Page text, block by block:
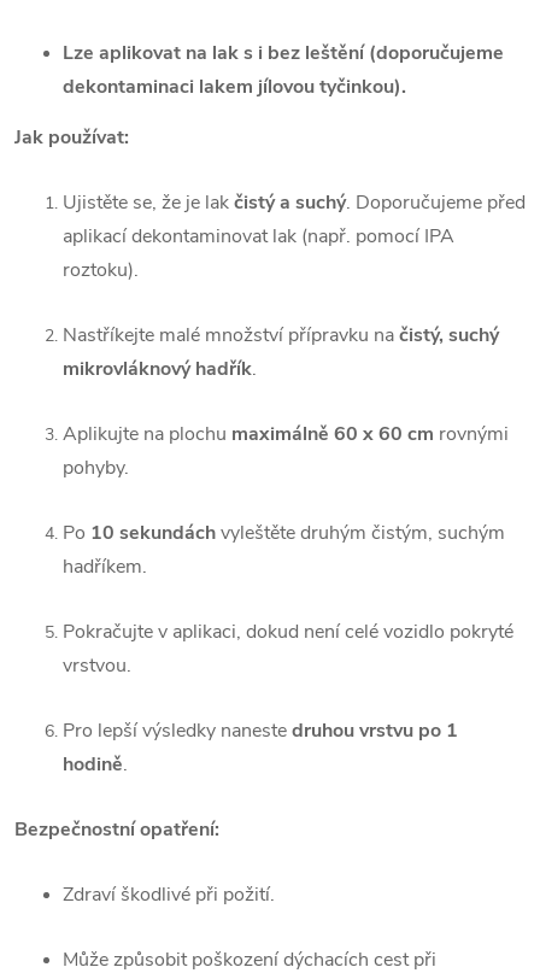
Lze aplikovat na lak s i bez leštění (doporučujeme
dekontaminaci lakem jílovou tyčinkou).
Jak používat:
Ujistěte se, že je lakčistý a suchý. Doporučujeme před
aplikací dekontaminovat lak (např. pomocí IPA
roztoku).
Nastříkejte malé množství přípravku načistý, suchý
mikrovláknový hadřík.
Aplikujte na plochu maximálně 60 x 60 cm rovnými
pohyby.
Po 10 sekundáchvyleštěte druhým čistým, suchým
hadříkem.
Pokračujte v aplikaci, dokud není celé vozidlo pokryté
vrstvou.
Pro lepší výsledky nanestedruhou vrstvu po 1
hodině.
Bezpečnostní opatření:
Zdraví škodlivé při požití.
Může způsobit poškození dýchacích cest při